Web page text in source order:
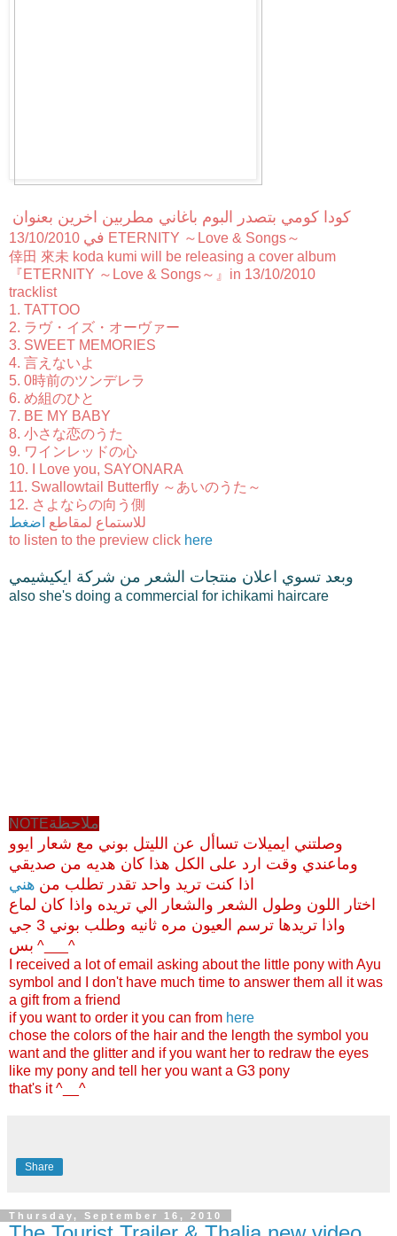
كودا كومي بتصدر البوم باغاني مطربين اخرين بعنوان
في 13/10/2010 ETERNITY ～Love & Songs～
倖田 來未 koda kumi will be releasing a cover album
『ETERNITY ～Love & Songs～』in 13/10/2010
tracklist
1. TATTOO
2. ラヴ・イズ・オーヴァー
3. SWEET MEMORIES
4. 言えないよ
5. 0時前のツンデレラ
6. め組のひと
7. BE MY BABY
8. 小さな恋のうた
9. ワインレッドの心
10. I Love you, SAYONARA
11. Swallowtail Butterfly ～あいのうた～
12. さよならの向う側
للاستماع لمقاطع اضغط
to listen to the preview click here
وبعد تسوي اعلان منتجات الشعر من شركة ايكيشيمي
also she's doing a commercial for ichikami haircare
NOTEملاحظة
وصلتني ايميلات تساأل عن الليتل بوني مع شعار ايوو
وماعندي وقت ارد على الكل هذا كان هديه من صديقي
اذا كنت تريد واحد تقدر تطلب من هني
اختار اللون وطول الشعر والشعار الي تريده واذا كان لماع
واذا تريدها ترسم العيون مره ثانيه وطلب بوني 3 جي
بس ^___^
I received a lot of email asking about the little pony with Ayu
symbol and I don't have much time to answer them all it was
a gift from a friend
if you want to order it you can from here
chose the colors of the hair and the length the symbol you
want and the glitter and if you want her to redraw the eyes
like my pony and tell her you want a G3 pony
that's it ^__^
Share
Thursday, September 16, 2010